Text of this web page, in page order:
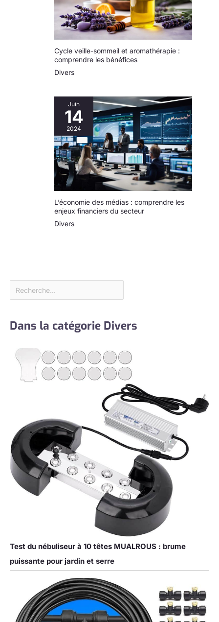
Cette chambre
de haute qualité
est parfaite pour
dégazer les
uréthanes, le
silicone, les
essentielle, le
moulage de
résine et la
stabilisation du
bois. Connaissez
votre machine de
fond en comble
et ressentez la
différence. Large
application : la
chambre à vide
avec pompe est
réfrigérateur. En
est également
le silicone,
l'époxy, le
polyuréthane,
etc. Cet
ensemble d'outils
pneumatiques
AC HVAC est
pratique à avoir à
portée de main.
Cycle veille-sommeil et aromathérapie :
comprendre les bénéfices
Divers
Juin
14
2024
L’économie des médias : comprendre les
enjeux financiers du secteur
Divers
Dans la catégorie Divers
Test du nébuliseur à 10 têtes MUALROUS : brume
puissante pour jardin et serre